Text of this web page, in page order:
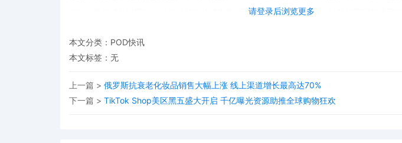
请登录后浏览更多
10%，将直接处以罚款，材积计算的公式为长×宽×高（厘米）÷6000，计算结果同样适用此
本文分类： POD快讯
本文标签：无
上一篇 > 俄罗斯抗衰老化妆品销售大幅上涨 线上渠道增长最高达70%
下一篇 > TikTok Shop美区黑五盛大开启 千亿曝光资源助推全球购物狂欢